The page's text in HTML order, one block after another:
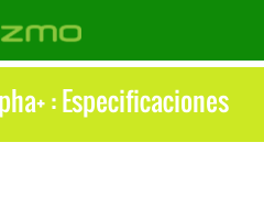
: Especificaciones